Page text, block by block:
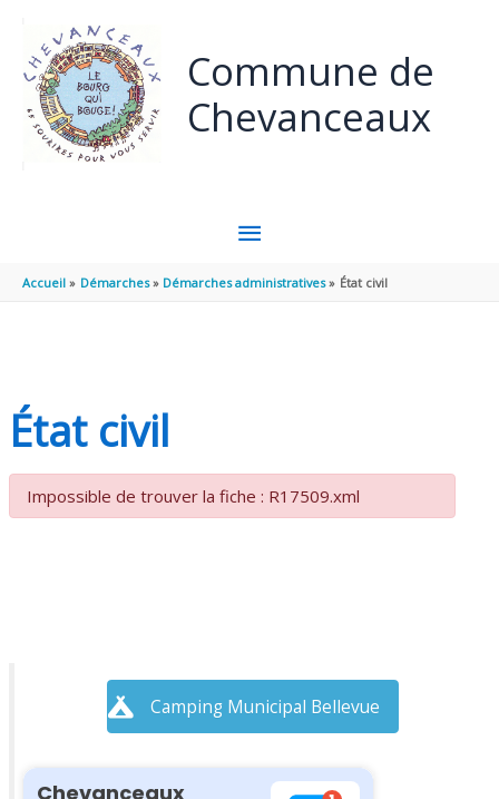
Commune de
Chevanceaux
MENU
PRINCIPAL
Accueil Démarches Démarches administratives État civil
État civil
Impossible de trouver la fiche : R17509.xml
Camping Municipal Bellevue